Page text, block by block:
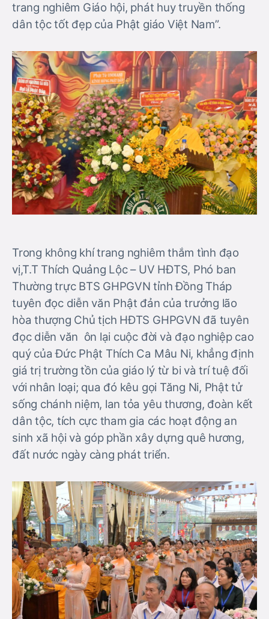
trang nghiêm Giáo hội, phát huy truyền thống
dân tộc tốt đẹp của Phật giáo Việt Nam”.
Trong không khí trang nghiêm thắm tình đạo
vị,T.T Thích Quảng Lộc – UV HĐTS, Phó ban
Thường trực BTS GHPGVN tỉnh Đồng Tháp
tuyên đọc diễn văn Phật đản của trưởng lão
hòa thượng Chủ tịch HĐTS GHPGVN đã tuyên
đọc diễn văn ôn lại cuộc đời và đạo nghiệp cao
quý của Đức Phật Thích Ca Mâu Ni, khẳng định
giá trị trường tồn của giáo lý từ bi và trí tuệ đối
với nhân loại; qua đó kêu gọi Tăng Ni, Phật tử
sống chánh niệm, lan tỏa yêu thương, đoàn kết
dân tộc, tích cực tham gia các hoạt động an
sinh xã hội và góp phần xây dựng quê hương,
đất nước ngày càng phát triển.